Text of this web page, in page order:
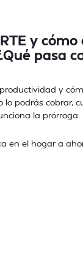
y
pasa
y
podrás cobrar,
la prórroga.